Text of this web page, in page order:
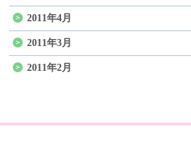
2011年4月
2011年3月
2011年2月